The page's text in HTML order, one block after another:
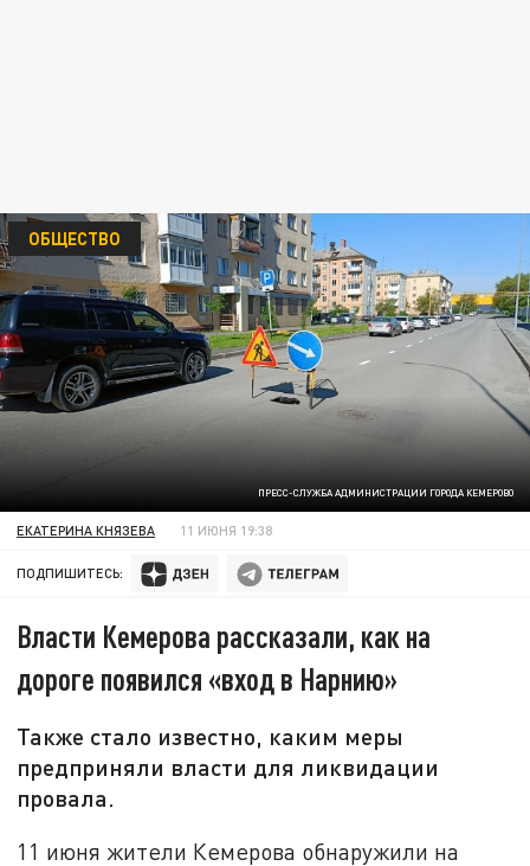
ПРЕСС-СЛУЖБА АДМИНИСТРАЦИИ ГОРОДА КЕМЕРОВО
ОБЩЕСТВО
ЕКАТЕРИНА КНЯЗЕВА 11 ИЮНЯ 19:38
ПОДПИШИТЕСЬ:
Власти Кемерова рассказали, как на
дороге появился «вход в Нарнию»
Также стало известно, каким меры
предприняли власти для ликвидации
провала.
11 июня жители Кемерова обнаружили на